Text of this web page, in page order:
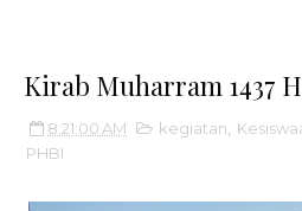
Kirab Muharram 1437 H
8:21:00 AM kegiatan
PHBI